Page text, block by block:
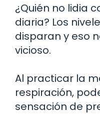
¿Quién no lidia
diaria? Los
disparan y eso
vicioso.
Al practicar la
respiración,
sensación de